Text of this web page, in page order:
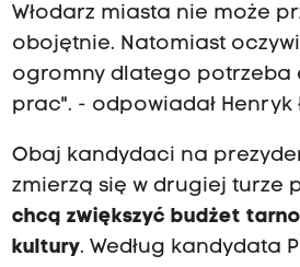
Włodarz miasta nie może
obojętnie. Natomiast
ogromny dlatego potrzeba
prac". - odpowiadał Henryk
Obaj kandydaci na
zmierzą się w drugiej turze
chcą zwiększyć budżet
kultury. Według kandydata